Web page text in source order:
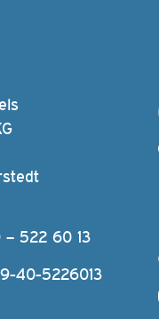
522 60 13
40-5226013